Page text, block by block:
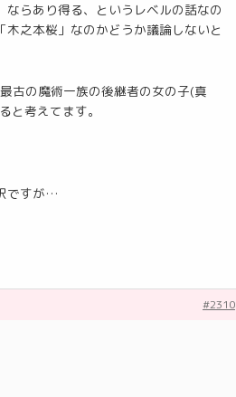
らあり得る、というレベルの話なの
之本桜」なのかどうか議論しないと
古の魔術一族の後継者の女の子(真
と考えてます。
ですが…
#2310